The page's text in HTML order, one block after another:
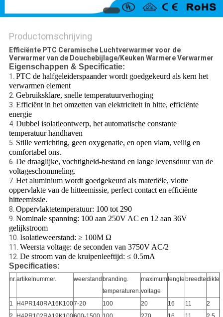
Productomschrijving
Efficiënte PTC Ceramische Luchtverwarmer voor de
Verwarmer van de Douchebijlage/Keuken Warmere Verwarmer
Eigenschappen & Specificatie:
1. PTC de halfgeleiderspaander wordt goedgekeurd als kern het
verwarmen element
2. Gebruiksklare, snelle temperatuurverhoging
3. Efficiënt in het omzetten van elektriciteit in hitte, efficiënte
energie
4. Dubbel isolatieontwerp, het automatische constante
temperatuur handhaven
5. Stille verrichting, geen oxygenatie, en open vlam, veilig en
comfortabel ons.
6. De draaglijke, vochtigheid-bestand en lange levensduur van de
voltageschommeling.
7. Het aluminium wordt goedgekeurd als materiële, vlotte
oppervlakte van de hitteemissie, perfect contact en efficiënte
hitteemissie.
8. Oppervlaktetemperatuur: 100 tot 290
9. Nominale spanning: 100 aan 250V AC en 12 aan 36V
gelijkstroom
10. Isolatieweerstand: ≥ 100M Ω
11. Weersta voltage: de seconden van 3750V AC/2
12. De stroom van de kruipenleeftijd: ≤ 0.5mA
Specificaties:
nr.artikelnummer. weerstand branding.
temperaturen.
maximum
voltage
lengte breedtedikte
1 H4PR140RA16K1007-20 100 20 16 11
2